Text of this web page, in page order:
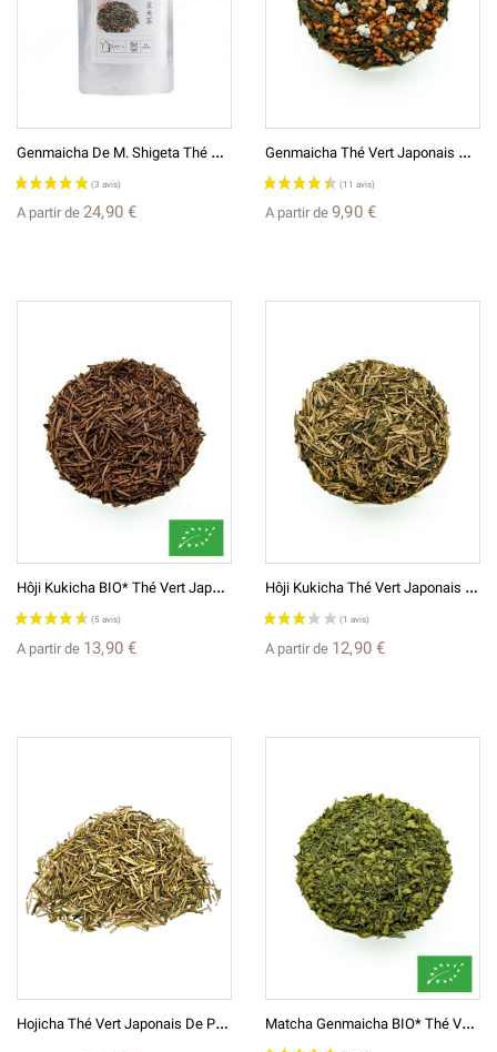
G
Enmaicha De M. Shigeta Thé Vert Japonais D'exception Au Riz Grillé 玄米茶繁田
A partir de 24,90 €
G
Enmaicha Thé Vert Japonais 玄米茶
A partir de 9,90 €
H
Ôji Kukicha BIO* Thé Vert Japonais De Tiges Grillées ほうじ茎茶
A partir de 13,90 €
H
Ôji Kukicha Thé Vert Japonais De Tiges Grillées ほうじ茎茶
A partir de 12,90 €
H
Ojicha Thé Vert Japonais De Printemps Grillé M
Atcha Genmaicha BIO* Thé Vert Japonais 抹茶入り 玄米茶